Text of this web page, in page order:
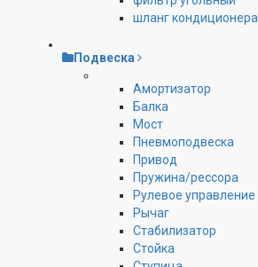
шланг кондиционера
Подвеска
Амортизатор
Балка
Мост
Пневмоподвеска
Привод
Пружина/рессора
Рулевое управление
Рычаг
Стабилизатор
Стойка